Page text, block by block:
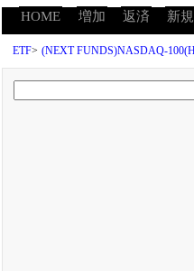
HOME 増加 返済 新規
ETF> (NEXT FUNDS)NASDAQ-